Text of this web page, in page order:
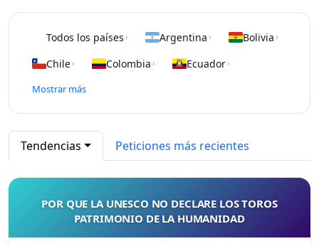
Todos los países › Argentina › Bolivia ›
Chile› Colombia › Ecuador›
Mostrar más
Tendencias Peticiones más recientes
POR QUE LA UNESCO NO DECLARE LOS TOROS
PATRIMONIO DE LA HUMANIDAD